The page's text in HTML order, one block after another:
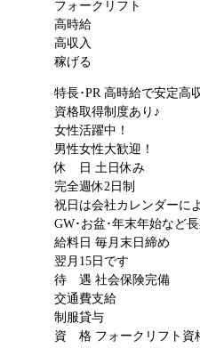
フォークリフト
高時給
高収入
稼げる
特長･PR 高時給で安定高
資格取得制度あり♪
女性活躍中！
男性女性大歓迎！
休 日 土日休み
完全週休2日制
祝日は会社カレンダーに
GW･お盆･年末年始など
給料日 毎月末日締め
翌月15日です
待 遇 社会保険完備
交通費支給
制服貸与
資 格 フォークリフト資